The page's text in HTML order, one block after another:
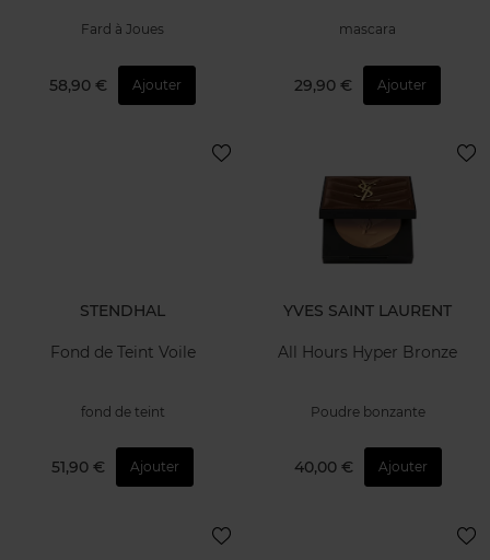
Fard à Joues
58,90 € Ajouter
mascara
29,90 € Ajouter
STENDHAL
Fond de Teint Voile
fond de teint
51,90 € Ajouter
YVES SAINT LAURENT
All Hours Hyper Bronze
Poudre bonzante
40,00 € Ajouter